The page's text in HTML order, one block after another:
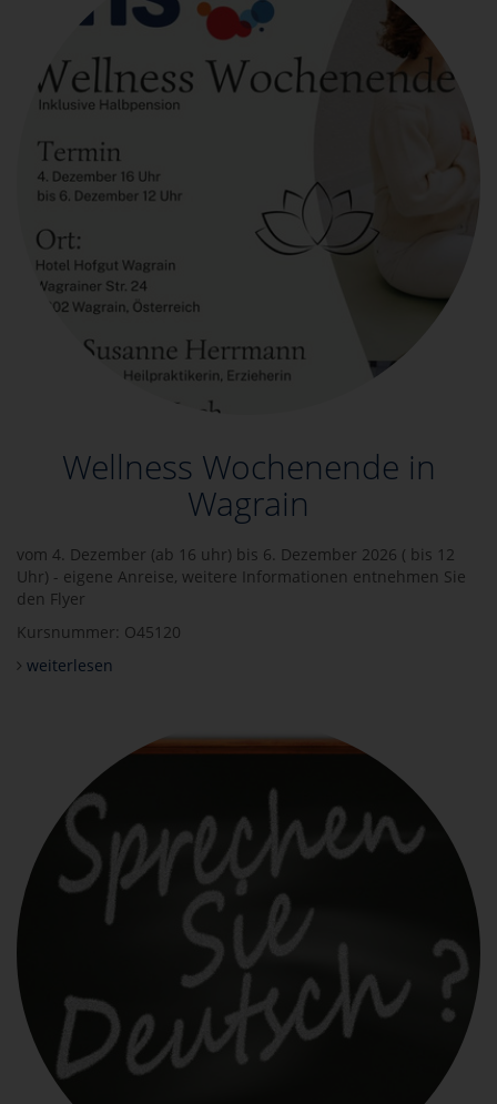
Wellness Wochenende in
Wagrain
vom 4. Dezember (ab 16 uhr) bis 6. Dezember 2026 ( bis 12
Uhr) - eigene Anreise, weitere Informationen entnehmen Sie
den Flyer
Kursnummer: O45120
weiterlesen